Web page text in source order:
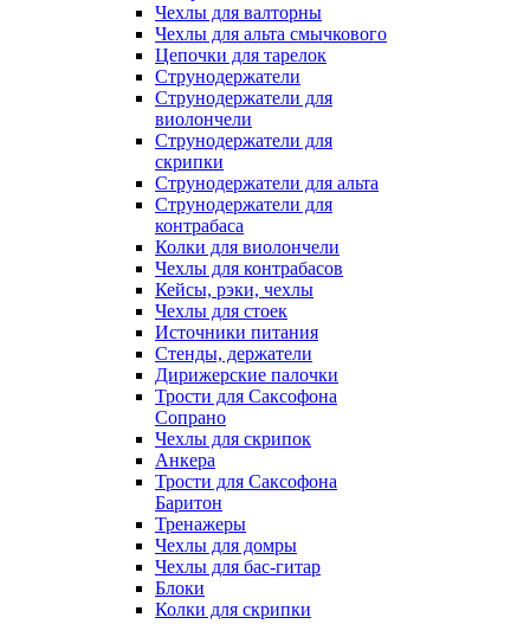
Чехлы для валторны
Чехлы для альта смычкового
Цепочки для тарелок
Струнодержатели
Струнодержатели для
виолончели
Струнодержатели для
скрипки
Струнодержатели для альта
Струнодержатели для
контрабаса
Колки для виолончели
Чехлы для контрабасов
Кейсы, рэки, чехлы
Чехлы для стоек
Источники питания
Стенды, держатели
Дирижерские палочки
Трости для Саксофона
Сопрано
Чехлы для скрипок
Анкера
Трости для Саксофона
Баритон
Тренажеры
Чехлы для домры
Чехлы для бас-гитар
Блоки
Колки для скрипки